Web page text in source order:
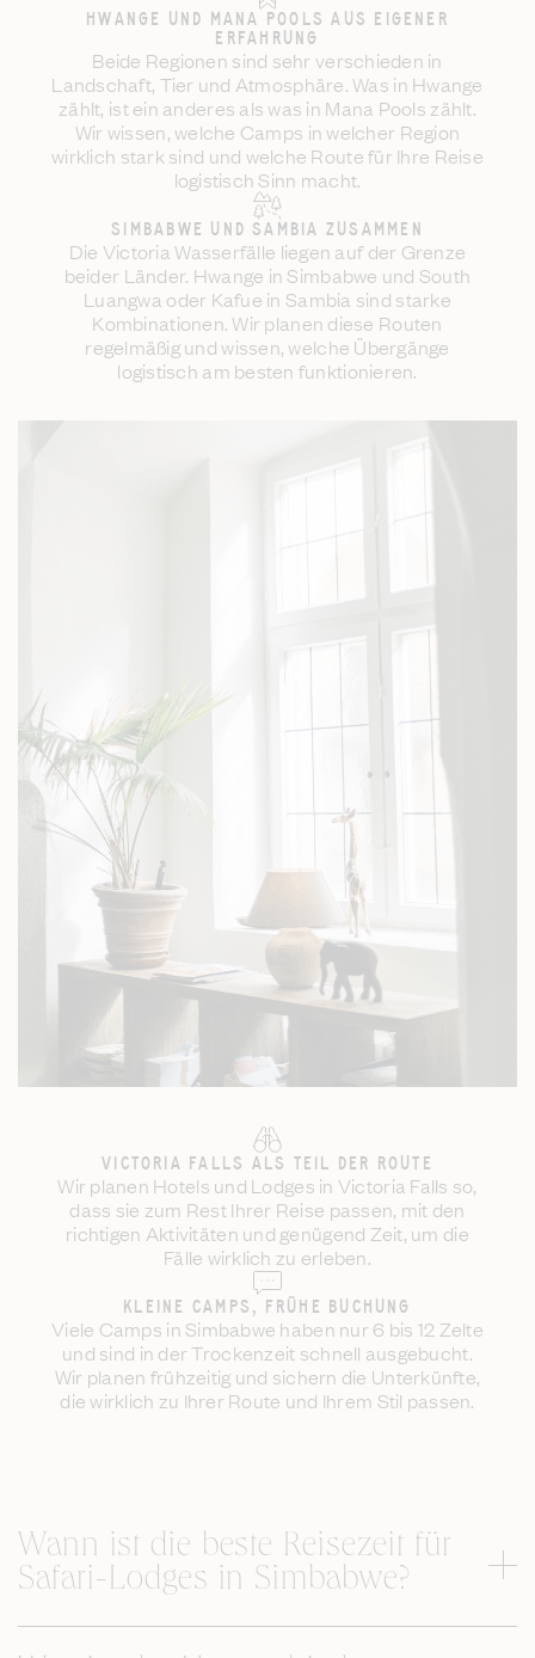
HWANGE UND MANA POOLS AUS EIGENER
ERFAHRUNG
Beide Regionen sind sehr verschieden in
Landschaft, Tier und Atmosphäre. Was in Hwange
zählt, ist ein anderes als was in Mana Pools zählt.
Wir wissen, welche Camps in welcher Region
wirklich stark sind und welche Route für Ihre Reise
logistisch Sinn macht.
SIMBABWE UND SAMBIA ZUSAMMEN
Die Victoria Wasserfälle liegen auf der Grenze
beider Länder. Hwange in Simbabwe und South
Luangwa oder Kafue in Sambia sind starke
Kombinationen. Wir planen diese Routen
regelmäßig und wissen, welche Übergänge
logistisch am besten funktionieren.
VICTORIA FALLS ALS TEIL DER ROUTE
Wir planen Hotels und Lodges in Victoria Falls so,
dass sie zum Rest Ihrer Reise passen, mit den
richtigen Aktivitäten und genügend Zeit, um die
Fälle wirklich zu erleben.
KLEINE CAMPS, FRÜHE BUCHUNG
Viele Camps in Simbabwe haben nur 6 bis 12 Zelte
und sind in der Trockenzeit schnell ausgebucht.
Wir planen frühzeitig und sichern die Unterkünfte,
die wirklich zu Ihrer Route und Ihrem Stil passen.
Wann ist die beste Reisezeit für
Safari-Lodges in Simbabwe?